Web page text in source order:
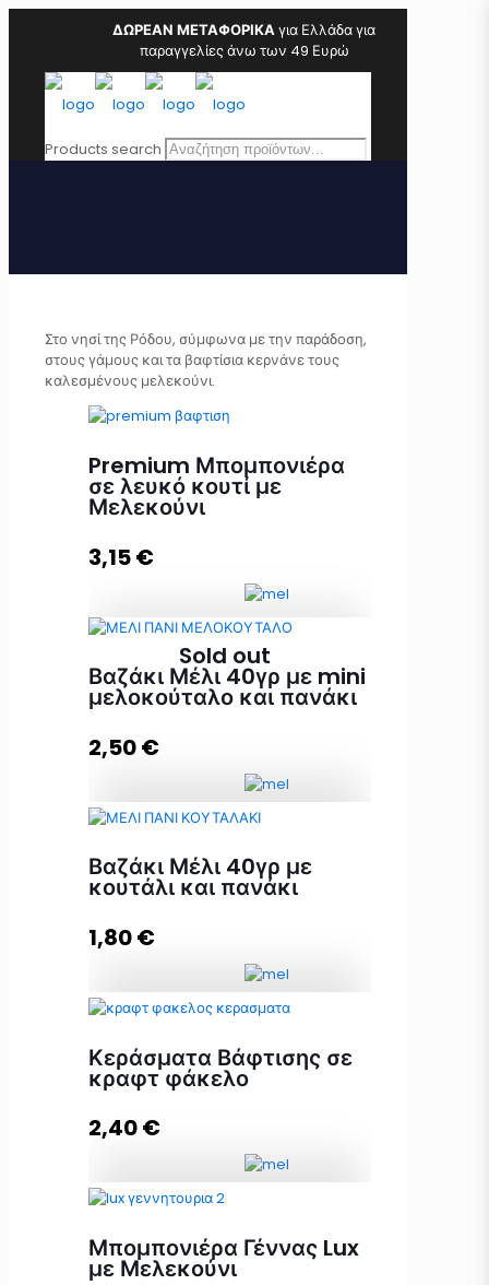
ΔΩΡΕΑΝ ΜΕΤΑΦΟΡΙΚΑγια Ελλάδα για
παραγγελίες άνω των 49 Ευρώ
Products search
Στο νησί της Ρόδου, σύμφωνα με την παράδοση,
στους γάμους και τα βαφτίσια κερνάνε τους
καλεσμένους μελεκούνι.
Premium Μπομπονιέρα
σε λευκό κουτί με
Μελεκούνι
3,15€
Premium Μπομπονιέρα σε λευκό
κουτί με Μελεκούνι ποσότητα
Προσθήκη στο καλάθι
Sold out
Βαζάκι Μέλι 40γρ με mini
μελοκούταλο και πανάκι
2,50€
μελοκούταλο και πανάκι ποσότητα
Διαβάστε περισσότερα
Βαζάκι Μέλι 40γρ με
κουτάλι και πανάκι
1,80€
πανάκι ποσότητα
Προσθήκη στο καλάθι
Κεράσματα Βάφτισης σε
κραφτ φάκελο
2,40€
φάκελο ποσότητα
Μπομπονιέρα Γέννας Lux
με Μελεκούνι